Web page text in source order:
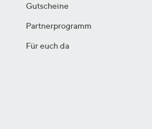
Gutscheine
Partnerprogramm
Für euch da